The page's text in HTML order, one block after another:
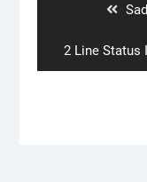
Next
post:
2 Line Status